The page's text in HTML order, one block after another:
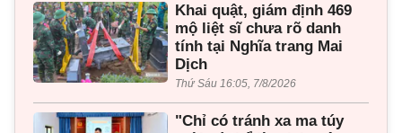
Khai quật, giám định 469
mộ liệt sĩ chưa rõ danh
tính tại Nghĩa trang Mai
Dịch
Thứ Sáu 16:05, 7/8/2026
"Chỉ có tránh xa ma túy